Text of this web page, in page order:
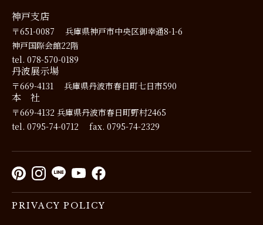
神戸支店
〒651-0087 兵庫県神戸市中央区御幸通8-1-6
神戸国際会館22階
tel. 078-570-0189
丹波展示場
〒669-4131 兵庫県丹波市春日町七日市590
本 社
〒669-4132 兵庫県丹波市春日町野村2465
tel. 0795-74-0712 fax. 0795-74-2329
PRIVACY POLICY